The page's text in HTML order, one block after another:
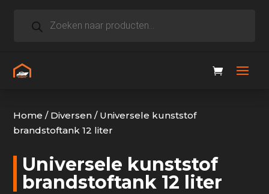
zoeken
Home / Diversen / Universele kunststof
brandstoftank 12 liter
Universele kunststof
brandstoftank 12 liter